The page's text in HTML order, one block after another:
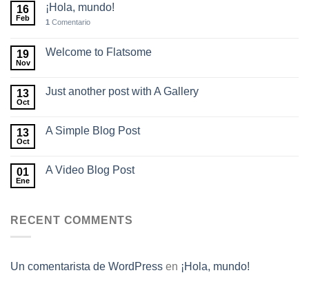
16
Feb
¡Hola, mundo!
1 Comentario
19
Nov
Welcome to Flatsome
13
Oct
Just another post with A Gallery
13
Oct
A Simple Blog Post
01
Ene
A Video Blog Post
RECENT COMMENTS
Un comentarista de WordPress en ¡Hola, mundo!